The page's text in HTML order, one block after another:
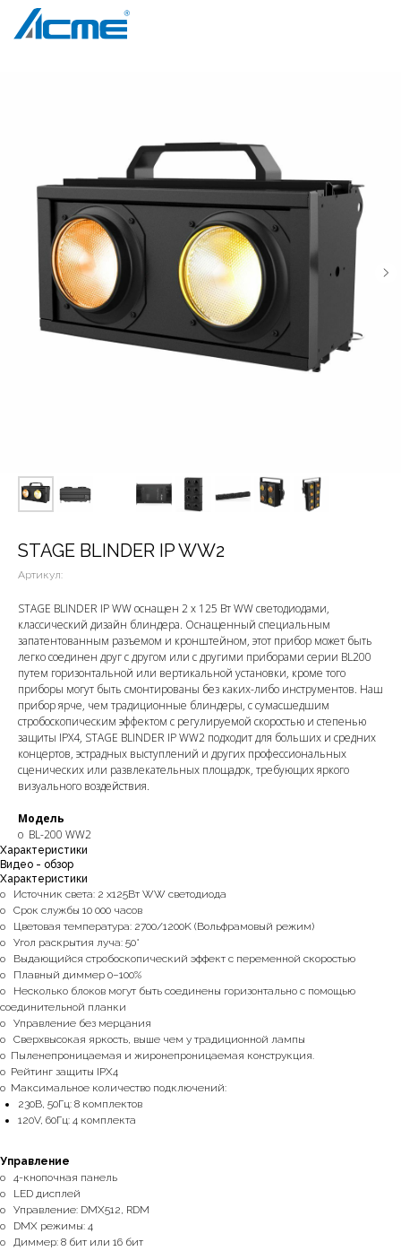
STAGE BLINDER IP WW2
Артикул:
STAGE BLINDER IP WW оснащен 2 x 125 Вт WW светодиодами,
классический дизайн блиндера. Оснащенный специальным
запатентованным разъемом и кронштейном, этот прибор может быть
легко соединен друг с другом или с другими приборами серии BL200
путем горизонтальной или вертикальной установки, кроме того
приборы могут быть смонтированы без каких-либо инструментов. Наш
прибор ярче, чем традиционные блиндеры, с сумасшедшим
стробоскопическим эффектом с регулируемой скоростью и степенью
защиты IPX4, STAGE BLINDER IP WW2 подходит для больших и средних
концертов, эстрадных выступлений и других профессиональных
сценических или развлекательных площадок, требующих яркого
визуального воздействия.
Модель
o BL-200 WW2
Характеристики
Видео - обзор
Характеристики
o Источник света: 2 x125Вт WW светодиода
o Срок службы 10 000 часов
o Цветовая температура: 2700/1200K (Вольфрамовый режим)
o Угол раскрытия луча: 50°
o Выдающийся стробоскопический эффект с переменной скоростью
o Плавный диммер 0–100%
o Несколько блоков могут быть соединены горизонтально с помощью
соединительной планки
o Управление без мерцания
o Сверхвысокая яркость, выше чем у традиционной лампы
o Пыленепроницаемая и жиронепроницаемая конструкция.
o Рейтинг защиты IPX4
o Максимальное количество подключений:
230В, 50Гц: 8 комплектов
120V, 60Гц: 4 комплекта
Управление
o 4-кнопочная панель
o LED дисплей
o Управление: DMX512, RDM
o DMX режимы: 4
o Диммер: 8 бит или 16 бит